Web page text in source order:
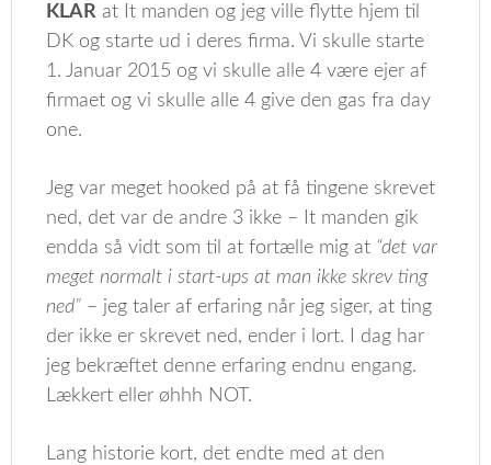
KLAR at It manden og jeg ville flytte hjem til
DK og starte ud i deres firma. Vi skulle starte
1. Januar 2015 og vi skulle alle 4 være ejer af
firmaet og vi skulle alle 4 give den gas fra day
one.
Jeg var meget hooked på at få tingene skrevet
ned, det var de andre 3 ikke – It manden gik
endda så vidt som til at fortælle mig at “det var
meget normalt i start-ups at man ikke skrev ting
ned” – jeg taler af erfaring når jeg siger, at ting
der ikke er skrevet ned, ender i lort. I dag har
jeg bekræftet denne erfaring endnu engang.
Lækkert eller øhhh NOT.
Lang historie kort, det endte med at den